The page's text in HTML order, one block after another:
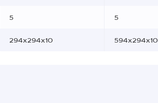
5 5
294x294x10 594x294x10